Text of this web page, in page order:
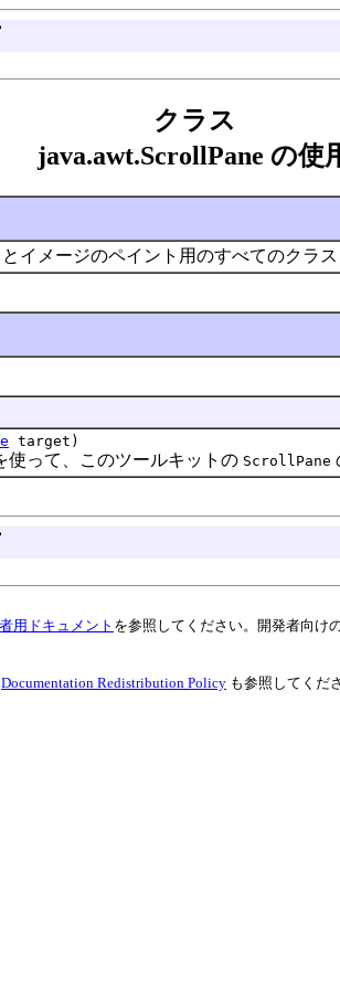
クラス
java.awt.ScrollPane の使
イメージのペイント用のすべてのクラス
target)
って、このツールキットの ScrollPane
用ドキュメント を参照してください。開発者向け
Documentation Redistribution Policy も参照してくだ